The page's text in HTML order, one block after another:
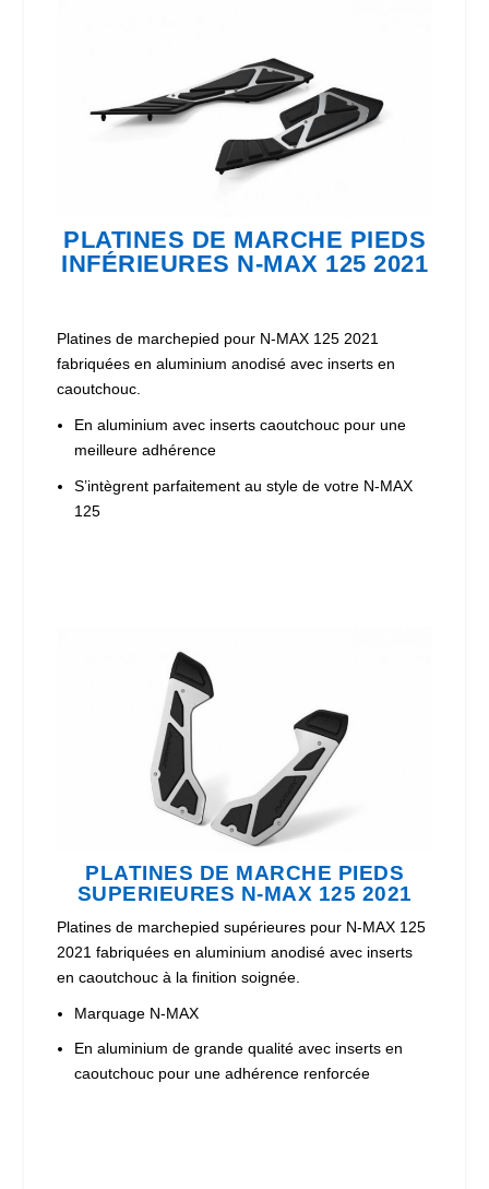
PLATINES DE MARCHE PIEDS
INFÉRIEURES N-MAX 125 2021
Platines de marchepied pour N-MAX 125 2021
fabriquées en aluminium anodisé avec inserts en
caoutchouc.
En aluminium avec inserts caoutchouc pour une
meilleure adhérence
S’intègrent parfaitement au style de votre N-MAX
125
PLATINES DE MARCHE PIEDS
SUPERIEURES N-MAX 125 2021
Platines de marchepied supérieures pour N-MAX 125
2021 fabriquées en aluminium anodisé avec inserts
en caoutchouc à la finition soignée.
Marquage N-MAX
En aluminium de grande qualité avec inserts en
caoutchouc pour une adhérence renforcée